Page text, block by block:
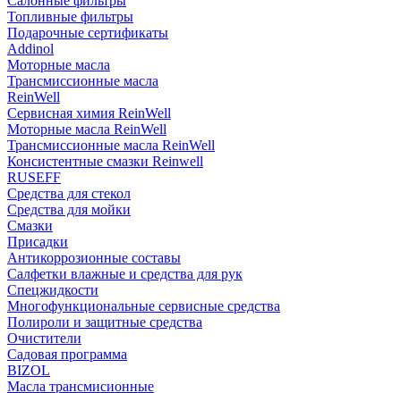
Топливные фильтры
Подарочные сертификаты
Addinol
Моторные масла
Трансмиссионные масла
ReinWell
Сервисная химия ReinWell
Моторные масла ReinWell
Трансмиссионные масла ReinWell
Консистентные смазки Reinwell
RUSEFF
Средства для стекол
Средства для мойки
Смазки
Присадки
Антикоррозионные составы
Салфетки влажные и средства для рук
Спецжидкости
Многофункциональные сервисные средства
Полироли и защитные средства
Очистители
Садовая программа
BIZOL
Масла трансмисионные